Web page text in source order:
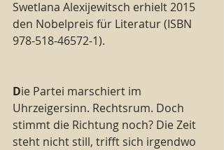
Swetlana Alexijewitsch erhielt 2015
den Nobelpreis für Literatur (ISBN
978-518-46572-1).
Die Partei marschiert im
Uhrzeigersinn. Rechtsrum. Doch
stimmt die Richtung noch? Die Zeit
steht nicht still, trifft sich irgendwo